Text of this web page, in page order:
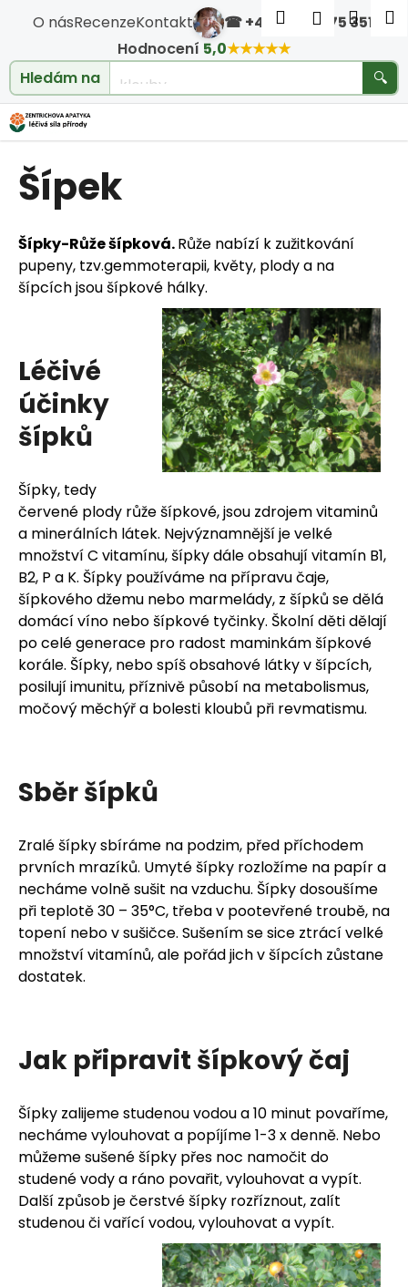
O násRecenzeKontakt ☎ +420 604 475 351
Hodnocení 5,0★★★★★
Hledám na
🔍
Hledat
Šípek
Šípky-Růže šípková.Růže nabízí k zužitkování
pupeny, tzv.gemmoterapii, květy, plody a na
šípcích jsou šípkové hálky.
Léčivé
účinky
šípků
Šípky, tedy
červené plody růže šípkové, jsou zdrojem vitaminů
a minerálních látek. Nejvýznamnější je velké
množství C vitamínu, šípky dále obsahují vitamín B1,
B2, P a K. Šípky používáme na přípravu čaje,
šípkového džemu nebo marmelády, z šípků se dělá
domácí víno nebo šípkové tyčinky. Školní děti dělají
po celé generace pro radost maminkám šípkové
korále. Šípky, nebo spíš obsahové látky v šípcích,
posilují imunitu, příznivě působí na metabolismus,
močový měchýř a bolesti kloubů při revmatismu.
Sběr šípků
Zralé šípky sbíráme na podzim, před příchodem
prvních mrazíků. Umyté šípky rozložíme na papír a
necháme volně sušit na vzduchu. Šípky dosoušíme
při teplotě 30 – 35°C, třeba v pootevřené troubě, na
topení nebo v sušičce. Sušením se sice ztrácí velké
množství vitamínů, ale pořád jich v šípcích zůstane
dostatek.
Jak připravit šípkový čaj
Šípky zalijeme studenou vodou a 10 minut povaříme,
necháme vylouhovat a popíjíme 1-3 x denně. Nebo
můžeme sušené šípky přes noc namočit do
studené vody a ráno povařit, vylouhovat a vypít.
Další způsob je čerstvé šípky rozříznout, zalít
studenou či vařící vodou, vylouhovat a vypít.
Košík
C
o
p
o
t
ř
b
u
j
e
t
e
n
a
j
í
?
HLEDAT
D
p
r
u
č
u